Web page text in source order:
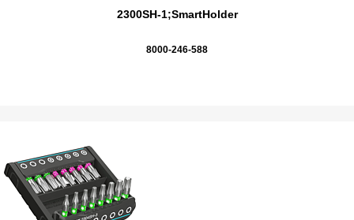
2300SH-1;SmartHolder
8000-246-588